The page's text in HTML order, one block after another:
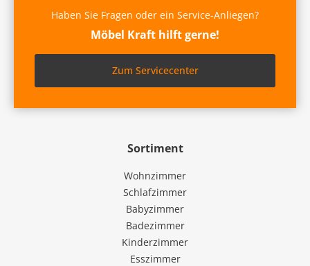
Sortiment
Wohnzimmer
Schlafzimmer
Babyzimmer
Badezimmer
Kinderzimmer
Esszimmer
Haben Sie Fragen oder ein Service-Anliegen?
Möbel Kraft hilft gerne!
Zum Servicecenter